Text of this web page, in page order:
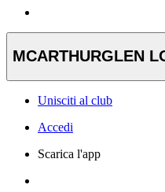
MCARTHURGLEN
Unisciti al club
Accedi
Scarica l'app